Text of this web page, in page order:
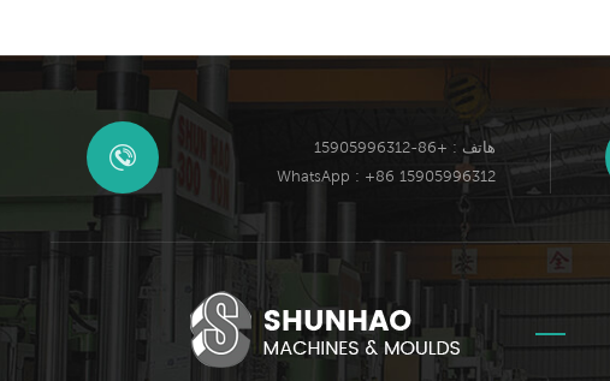
هاتف : +86-15905996312
WhatsApp : +86 15905996312